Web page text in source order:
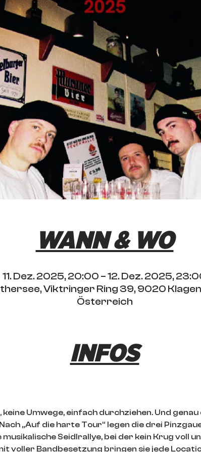
WANN & WO
11. Dez. 2025, 20:00 – 12. Dez. 2025,
Viktringer Ring 39, 9020
Österreich
INFOS
keine Umwege, einfach durchziehen. Und
„Auf die harte Tour“ legen die drei
musikalische Seidlrallye, bei der kein Krug voll
voller Bandbesetzung bringen sie jede